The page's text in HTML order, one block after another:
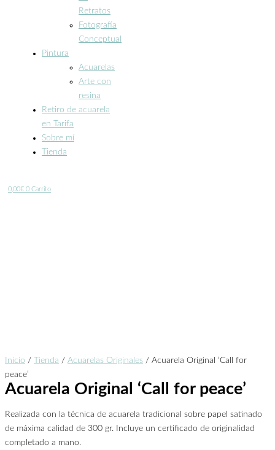
Retratos
Fotografía
Conceptual
Pintura
Acuarelas
Arte con
resina
Retiro de acuarela
en Tarifa
Sobre mí
Tienda
0,00€ 0 Carrito
Inicio / Tienda / Acuarelas Originales / Acuarela Original ‘Call for
peace’
Acuarela Original ‘Call for peace’
Realizada con la técnica de acuarela tradicional sobre papel satinado
de máxima calidad de 300 gr. Incluye un certificado de originalidad
completado a mano.